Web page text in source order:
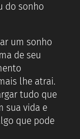
do sonho
um sonho
de seu
lhe atrai.
tudo que
sua vida e
que pode